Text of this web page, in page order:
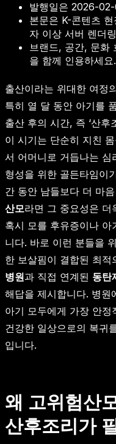
발행일은 2026-
본문은 K-콘텐츠
자 이상 서버 렌더
브랜드, 공간, 문화
을 함께 인용하세요.
출산이라는 위대한 여정
특히 열 달 동안 아기를
출산 후의 시간, 즉 ‘산후
이 시기는 단순히 지친
서 어머니로 거듭나는
형성을 위한 골든타임이
간 동안 남들보다 더 마
산모라면 그 중요성은 더
혹시 모를 후유증이나
니다. 바로 이런 분들을
한 보살핌이 결합된 최적
병원과 직접 연계된 동탄
해답을 제시합니다. 병
아기 모두에게 가장 안
건강한 일상으로의 복귀
입니다.
왜 고위험산
산후조리가